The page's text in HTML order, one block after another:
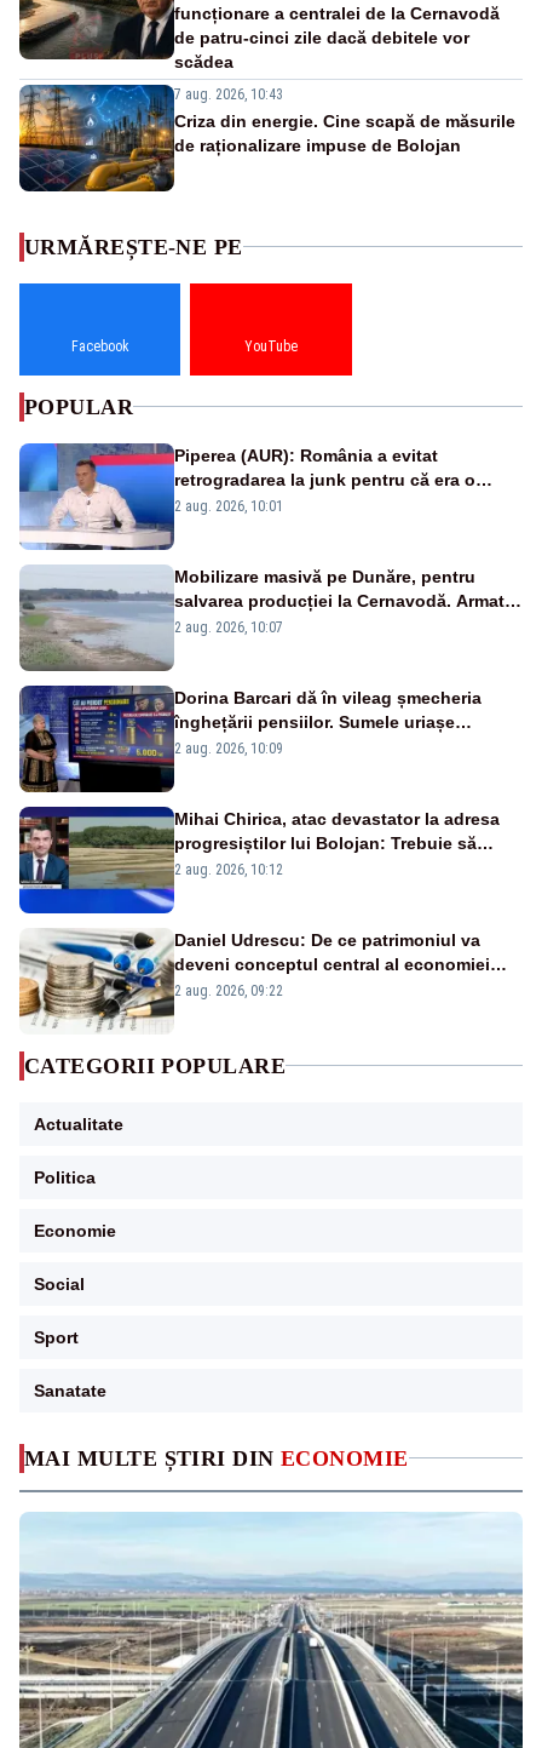
funcționare a centralei de la Cernavodă
de patru-cinci zile dacă debitele vor
scădea
7 aug. 2026, 10:43
Criza din energie. Cine scapă de măsurile
de raționalizare impuse de Bolojan
MAI MULTE ȘTIRI DIN ECONOMIE
URMĂREȘTE-NE PE
Facebook YouTube
POPULAR
Piperea (AUR): România a evitat
retrogradarea la junk pentru că era o
catastrofă pentru bănci și fondurile de
2 aug. 2026, 10:01
Mobilizare masivă pe Dunăre, pentru
salvarea producției la Cernavodă. Armata
va detona o stâncă și va devia apa
2 aug. 2026, 10:07
Dorina Barcari dă în vileag șmecheria
înghețării pensiilor. Sumele uriașe
pierdute de fiecare român
2 aug. 2026, 10:09
Mihai Chirica, atac devastator la adresa
progresiștilor lui Bolojan: Trebuie să
protejăm și natura, dar nu șținem omaneii
2 aug. 2026, 10:12
Daniel Udrescu: De ce patrimoniul va
deveni conceptul central al economiei
viitoare?
2 aug. 2026, 09:22
CATEGORII POPULARE
Actualitate
Politica
Economie
Social
Sport
Sanatate